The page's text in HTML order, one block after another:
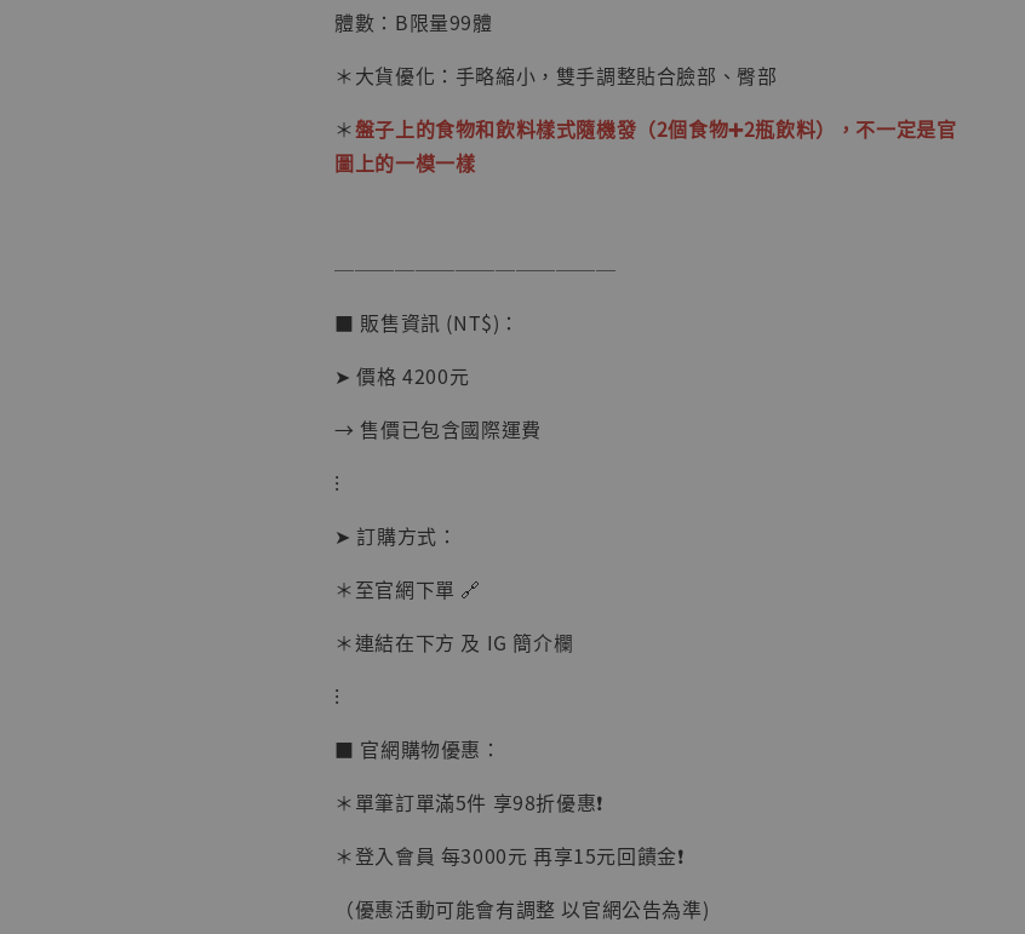
克達摩 [7STARS
NT$ 1,500
NT$ 1,870
加入購物車
BJSTUDIO 1/6系列
體數：B限量99體
＊大貨優化：手略縮小，雙手調整貼合臉部、臀部
＊盤子上的食物和飲料樣式隨機發（2個食物➕2瓶飲料），不一定是官
圖上的一模一樣
──────────────
■ 販售資訊 (NT$)：
➤ 價格 4200元
→ 售價已包含國際運費
⁝
➤ 訂購方式：
＊至官網下單 🔗
＊連結在下方 及 IG 簡介欄
⁝
■ 官網購物優惠：
＊單筆訂單滿5件 享98折優惠❗️
＊登入會員 每3000元 再享15元回饋金❗️
（優惠活動可能會有調整 以官網公告為準)